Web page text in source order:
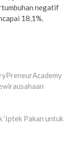
negatif
18,1%.
Pakan untuk